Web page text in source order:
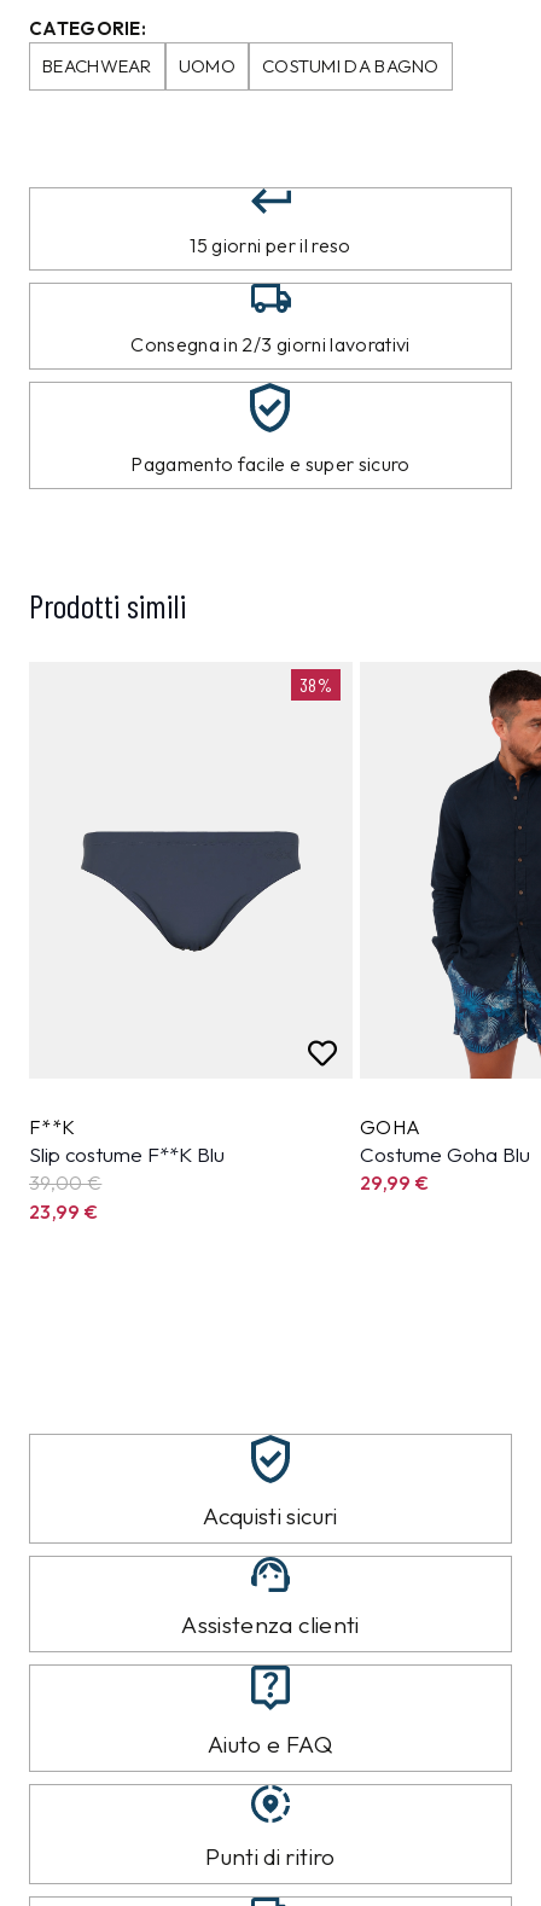
CATEGORIE:
BEACHWEAR
UOMO COSTUMI DA BAGNO
15 giorni per il reso
Consegna in 2/3 giorni lavorativi
Pagamento facile e super sicuro
Prodotti simili
38%
F**K
Slip costume F**K Blu
39,00 €
23,99€
GOHA
Costume Goha Blu
29,99€
Acquisti sicuri
Assistenza clienti
Aiuto e FAQ
Punti di ritiro